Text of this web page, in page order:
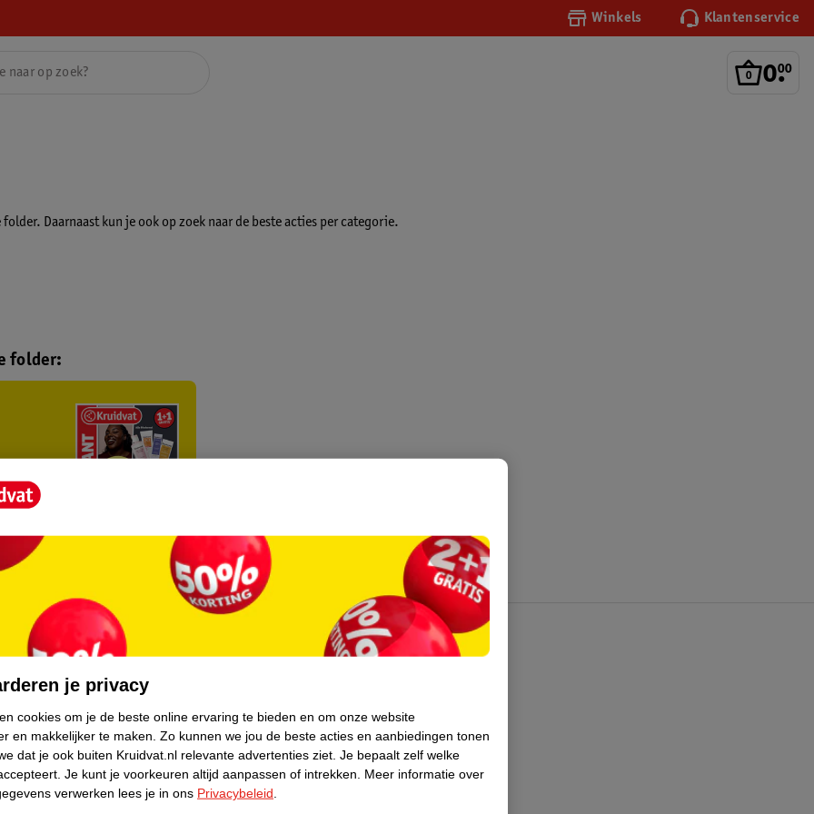
Winkels Klantenservice
0.
00
Daarnaast kun je ook op zoek naar de beste acties per categorie.
folder:
Over Kruidvat
Pers
Winkelformule
Bedrijfsgegevens
je privacy
cookies om je de beste online ervaring te bieden en om onze website
en makkelijker te maken. Zo kunnen we jou de beste acties en aanbiedingen tonen
dat je ook buiten Kruidvat.nl relevante advertenties ziet. Je bepaalt zelf welke
Je kunt je voorkeuren altijd aanpassen of intrekken.
Meer informatie over
verwerken lees je in ons Privacybeleid